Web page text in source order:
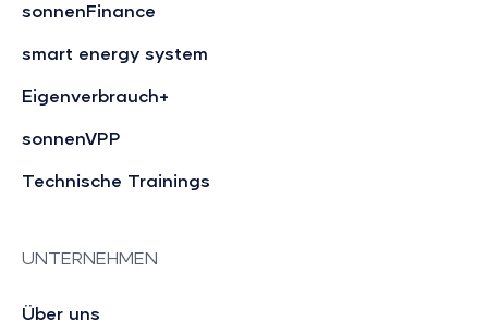
sonnenFinance
smart energy system
Eigenverbrauch+
sonnenVPP
Technische Trainings
UNTERNEHMEN
Über uns